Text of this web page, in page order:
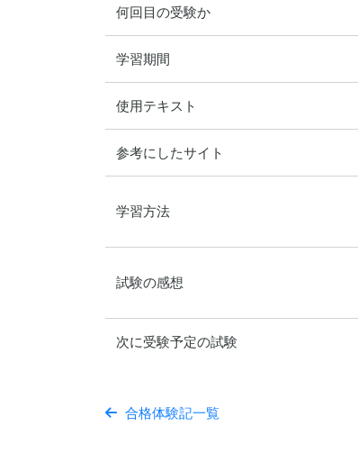
何回目の受験か
学習期間
使用テキスト
参考にしたサイト
学習方法
試験の感想
次に受験予定の試験
合格体験記一覧